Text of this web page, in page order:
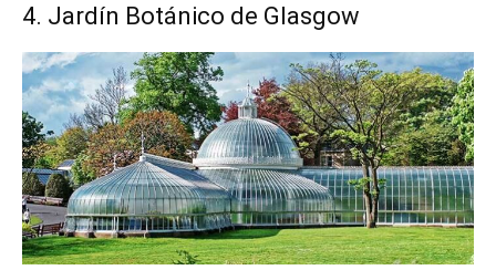
4. Jardín Botánico de Glasgow